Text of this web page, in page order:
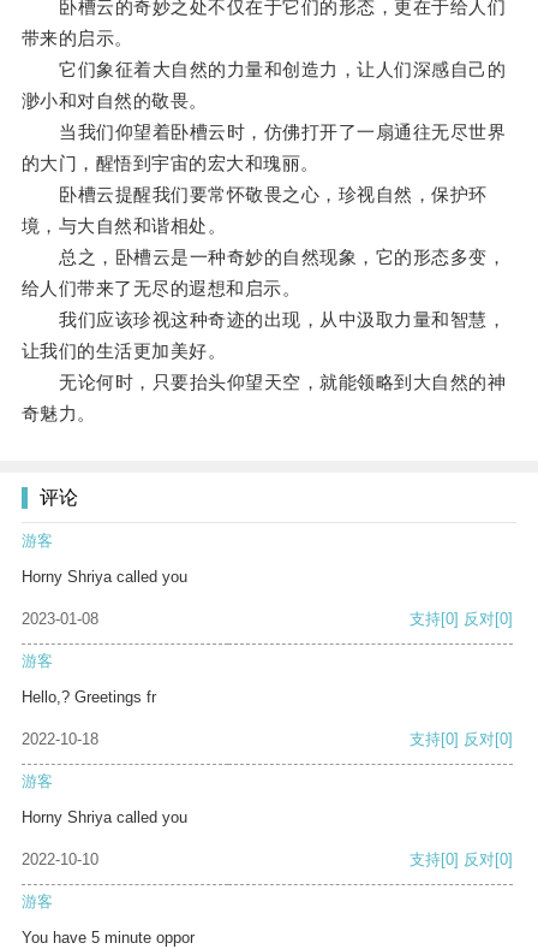
卧槽云的奇妙之处不仅在于它们的形态，更在于给人们
带来的启示。
它们象征着大自然的力量和创造力，让人们深感自己的
渺小和对自然的敬畏。
当我们仰望着卧槽云时，仿佛打开了一扇通往无尽世界
的大门，醒悟到宇宙的宏大和瑰丽。
卧槽云提醒我们要常怀敬畏之心，珍视自然，保护环
境，与大自然和谐相处。
总之，卧槽云是一种奇妙的自然现象，它的形态多变，
给人们带来了无尽的遐想和启示。
我们应该珍视这种奇迹的出现，从中汲取力量和智慧，
让我们的生活更加美好。
无论何时，只要抬头仰望天空，就能领略到大自然的神
奇魅力。
评论
游客
Horny Shriya called you
2023-01-08 支持[0] 反对[0]
游客
Hello,? Greetings fr
2022-10-18 支持[0] 反对[0]
游客
Horny Shriya called you
2022-10-10 支持[0] 反对[0]
游客
You have 5 minute oppor